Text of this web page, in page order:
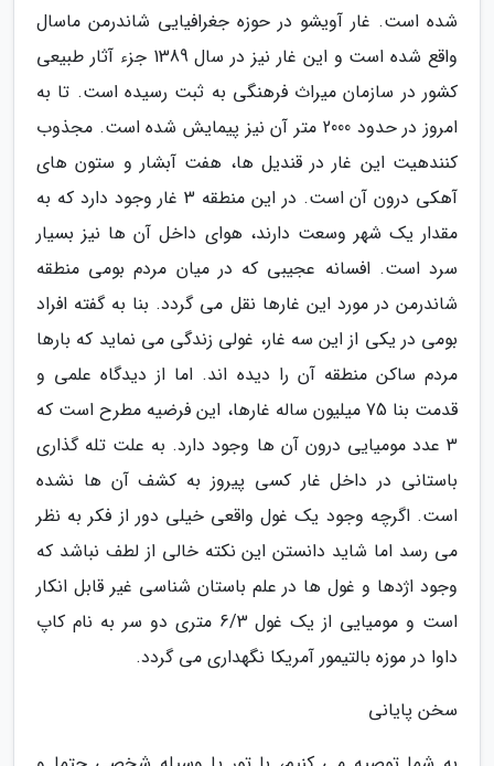
شده است. غار آویشو در حوزه جغرافیایی شاندرمن ماسال
واقع شده است و این غار نیز در سال 1389 جزء آثار طبیعی
کشور در سازمان میراث فرهنگی به ثبت رسیده است. تا به
امروز در حدود 2000 متر آن نیز پیمایش شده است. مجذوب
کنندهیت این غار در قندیل ها، هفت آبشار و ستون های
آهکی درون آن است. در این منطقه 3 غار وجود دارد که به
مقدار یک شهر وسعت دارند، هوای داخل آن ها نیز بسیار
سرد است. افسانه عجیبی که در میان مردم بومی منطقه
شاندرمن در مورد این غارها نقل می گردد. بنا به گفته افراد
بومی در یکی از این سه غار، غولی زندگی می نماید که بارها
مردم ساکن منطقه آن را دیده اند. اما از دیدگاه علمی و
قدمت بنا 75 میلیون ساله غارها، این فرضیه مطرح است که
3 عدد مومیایی درون آن ها وجود دارد. به علت تله گذاری
باستانی در داخل غار کسی پیروز به کشف آن ها نشده
است. اگرچه وجود یک غول واقعی خیلی دور از فکر به نظر
می رسد اما شاید دانستن این نکته خالی از لطف نباشد که
وجود اژدها و غول ها در علم باستان شناسی غیر قابل انکار
است و مومیایی از یک غول 6/3 متری دو سر به نام کاپ
داوا در موزه بالتیمور آمریکا نگهداری می گردد.
سخن پایانی